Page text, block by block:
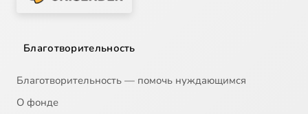
Благотворительность
Благотворительность — помочь нуждающимся
О фонде